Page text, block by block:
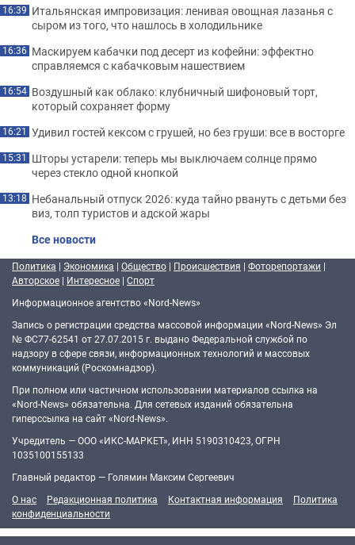
16:39 Итальянская импровизация: ленивая овощная лазанья с
сыром из того, что нашлось в холодильнике
16:36 Маскируем кабачки под десерт из кофейни: эффектно
справляемся с кабачковым нашествием
16:54 Воздушный как облако: клубничный шифоновый торт,
который сохраняет форму
16:21 Удивил гостей кексом с грушей, но без груши: все в восторге
15:31 Шторы устарели: теперь мы выключаем солнце прямо
через стекло одной кнопкой
13:18 Небанальный отпуск 2026: куда тайно рвануть с детьми без
виз, толп туристов и адской жары
Все новости
Политика | Экономика | Общество | Происшествия | Фоторепортажи |
Авторское | Интересное | Спорт
Информационное агентство «Nord-News»
Запись о регистрации средства массовой информации «Nord-News» Эл
№ ФС77-62541 от 27.07.2015 г. выдано Федеральной службой по
надзору в сфере связи, информационных технологий и массовых
коммуникаций (Роскомнадзор).
При полном или частичном использовании материалов ссылка на
«Nord-News» обязательна. Для сетевых изданий обязательна
гиперссылка на сайт «Nord-News».
Учредитель — ООО «ИКС-МАРКЕТ», ИНН 5190310423, ОГРН
1035100155133
Главный редактор — Голямин Максим Сергеевич
О нас
Редакционная политика Контактная информация
Политика
конфиденциальности